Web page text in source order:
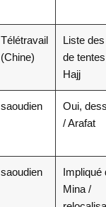
Télétravail
(Chine)
Liste
de
Hajj
saoudien
Oui,
/ Arafat
saoudien
Impliqué
Mina /